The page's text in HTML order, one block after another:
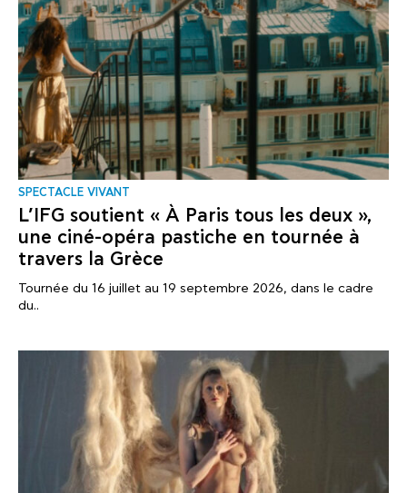
SPECTACLE VIVANT
L’IFG soutient « À Paris tous les deux »,
une ciné-opéra pastiche en tournée à
travers la Grèce
Tournée du 16 juillet au 19 septembre 2026, dans le cadre
du..